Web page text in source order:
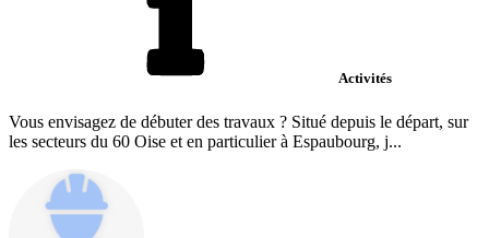
Activités
Vous envisagez de débuter des travaux ? Situé depuis le départ, sur
les secteurs du 60 Oise et en particulier à Espaubourg, j...